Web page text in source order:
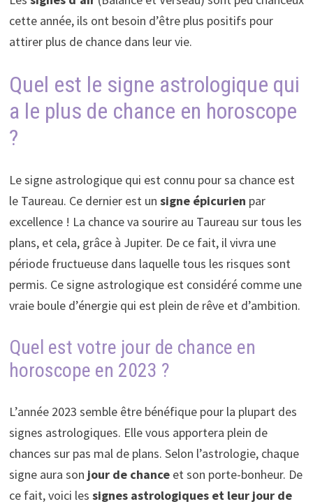
cette année, ils ont besoin d’être plus positifs pour
attirer plus de chance dans leur vie.
Quel est le signe astrologique qui
a le plus de chance en horoscope
?
Le signe astrologique qui est connu pour sa chance est
le Taureau. Ce dernier est un signe épicurien par
excellence ! La chance va sourire au Taureau sur tous les
plans, et cela, grâce à Jupiter. De ce fait, il vivra une
période fructueuse dans laquelle tous les risques sont
permis. Ce signe astrologique est considéré comme une
vraie boule d’énergie qui est plein de rêve et d’ambition.
Quel est votre jour de chance en
horoscope en 2023 ?
L’année 2023 semble être bénéfique pour la plupart des
signes astrologiques. Elle vous apportera plein de
chances sur pas mal de plans. Selon l’astrologie, chaque
signe aura son jour de chanceet son porte-bonheur. De
ce fait, voici les signes astrologiques et leur jour de